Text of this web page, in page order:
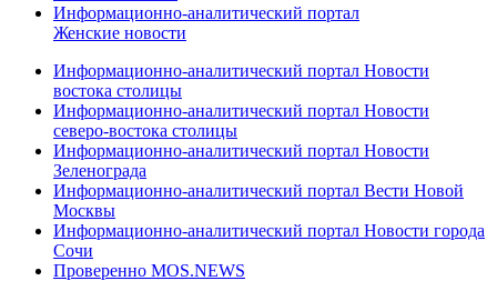
Информационно-аналитический портал
Женские новости
Информационно-аналитический портал Новости
востока столицы
Информационно-аналитический портал Новости
северо-востока столицы
Информационно-аналитический портал Новости
Зеленограда
Информационно-аналитический портал Вести Новой
Москвы
Информационно-аналитический портал Новости города
Сочи
Проверенно MOS.NEWS